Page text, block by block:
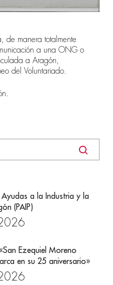
de manera totalmente
a una ONG o
a Aragón,
del Voluntariado.
Ayudas a la Industria y la
(PAIP)
Ezequiel Moreno
en su 25 aniversario»